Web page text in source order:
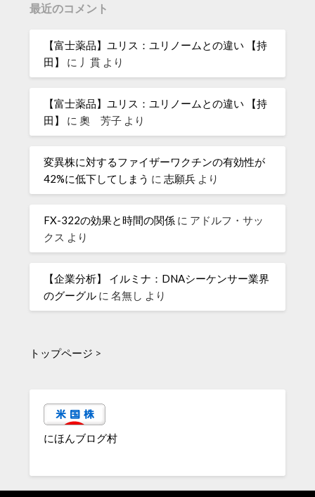
最近のコメント
【富士薬品】ユリス：ユリノームとの違い 【持
田】
に 丿貫 より
【富士薬品】ユリス：ユリノームとの違い 【持
田】
に奧 芳子 より
変異株に対するファイザーワクチンの有効性が
42%に低下してしまう に志願兵 より
FX-322の効果と時間の関係 に アドルフ・サッ
クス より
【企業分析】 イルミナ：DNAシーケンサー業界
のグーグル に名無し より
トップページ >
にほんブログ村